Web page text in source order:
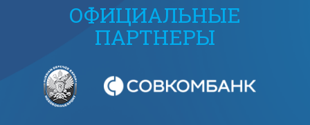
ОФИЦИАЛЬНЫЕ
ПАРТНЕРЫ